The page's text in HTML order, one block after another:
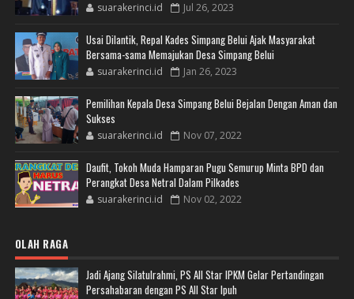
suarakerinci.id Jul 26, 2023
Usai Dilantik, Repal Kades Simpang Belui Ajak Masyarakat
Bersama-sama Memajukan Desa Simpang Belui
suarakerinci.id Jan 26, 2023
Pemilihan Kepala Desa Simpang Belui Bejalan Dengan Aman dan
Sukses
suarakerinci.id Nov 07, 2022
Daufit, Tokoh Muda Hamparan Pugu Semurup Minta BPD dan
Perangkat Desa Netral Dalam Pilkades
suarakerinci.id Nov 02, 2022
OLAH RAGA
Jadi Ajang Silatulrahmi, PS All Star IPKM Gelar Pertandingan
Persahabaran dengan PS All Star Ipuh